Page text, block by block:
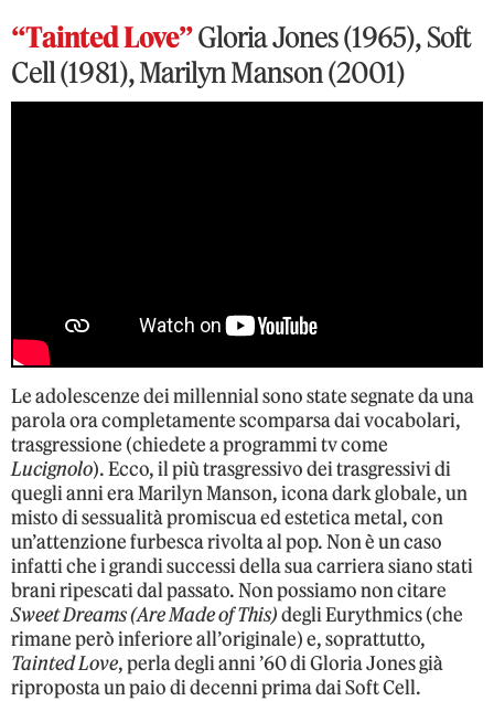
“Tainted Love”Gloria Jones (1965), Soft
Cell (1981), Marilyn Manson (2001)
Le adolescenze dei millennial sono state segnate da una
parola ora completamente scomparsa dai vocabolari,
trasgressione (chiedete a programmi tv come
Lucignolo). Ecco, il più trasgressivo dei trasgressivi di
quegli anni era Marilyn Manson, icona dark globale, un
misto di sessualità promiscua ed estetica metal, con
un’attenzione furbesca rivolta al pop. Non è un caso
infatti che i grandi successi della sua carriera siano stati
brani ripescati dal passato. Non possiamo non citare
Sweet Dreams (Are Made of This)degli Eurythmics (che
rimane però inferiore all’originale) e, soprattutto,
Tainted Love, perla degli anni ’60 di Gloria Jones già
riproposta un paio di decenni prima dai Soft Cell.